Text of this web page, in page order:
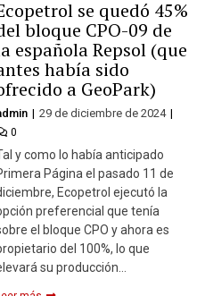
se quedó 45%
bloque CPO-09 de
española Repsol (que
había sido
a GeoPark)
29 de diciembre de 2024
0
y como lo había anticipado
Página el pasado 11 de
Ecopetrol ejecutó la
preferencial que tenía
el bloque CPO y ahora es
del 100%, lo que
su producción…